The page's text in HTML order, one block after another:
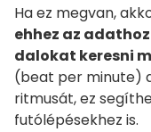
Ha ez megvan,
ehhez az
dalokat keresni
(beat per minute)
ritmusát, ez
futólépésekhez is.